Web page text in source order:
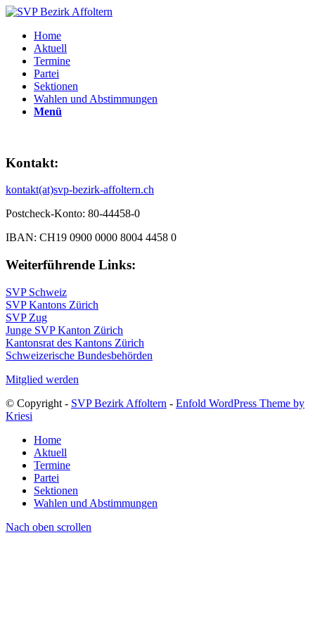
Home
Aktuell
Termine
Partei
Sektionen
Wahlen und Abstimmungen
Menü
Kontakt:
kontakt(at)svp-bezirk-affoltern.ch
Postcheck-Konto: 80-44458-0
IBAN: CH19 0900 0000 8004 4458 0
Weiterführende Links:
SVP Schweiz
SVP Kantons Zürich
SVP Zug
Junge SVP Kanton Zürich
Kantonsrat des Kantons Zürich
Schweizerische Bundesbehörden
Mitglied werden
© Copyright - SVP Bezirk Affoltern - Enfold WordPress Theme by
Kriesi
Home
Aktuell
Termine
Partei
Sektionen
Wahlen und Abstimmungen
Nach oben scrollen